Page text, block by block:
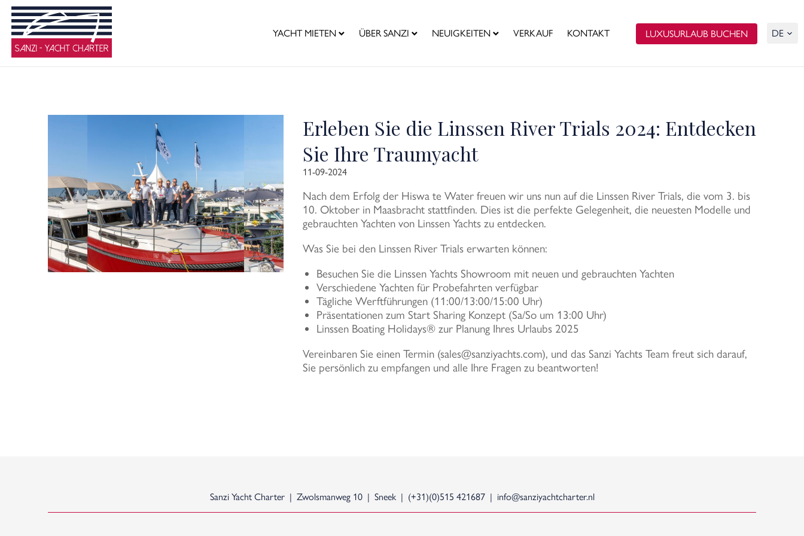
YACHT MIETEN ÜBER SANZI NEUIGKEITEN VERKAUF KONTAKT LUXUSURLAUB BUCHEN
Erleben Sie die Linssen River Trials 2024: Entdecken
Sie Ihre Traumyacht
11-09-2024
Nach dem Erfolg der Hiswa te Water freuen wir uns nun auf die Linssen River Trials, die vom 3. bis
10. Oktober in Maasbracht stattfinden. Dies ist die perfekte Gelegenheit, die neuesten Modelle und
gebrauchten Yachten von Linssen Yachts zu entdecken.
Was Sie bei den Linssen River Trials erwarten können:
Besuchen Sie die Linssen Yachts Showroom mit neuen und gebrauchten Yachten
Verschiedene Yachten für Probefahrten verfügbar
Tägliche Werftführungen (11:00/13:00/15:00 Uhr)
Präsentationen zum Start Sharing Konzept (Sa/So um 13:00 Uhr)
Linssen Boating Holidays® zur Planung Ihres Urlaubs 2025
Vereinbaren Sie einen Termin (sales@sanziyachts.com), und das Sanzi Yachts Team freut sich darauf,
Sie persönlich zu empfangen und alle Ihre Fragen zu beantworten!
Sanzi Yacht Charter Zwolsmanweg 10 Sneek (+31)(0)515 421687 info@sanziyachtcharter.nl